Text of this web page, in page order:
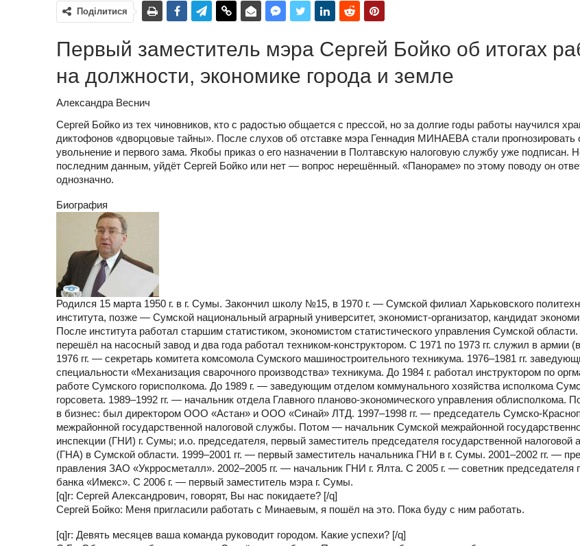
Поділитися
Первый заместитель мэра Сергей Бойко об итогах
на должности, экономике города и земле
Александра Веснич
Сергей Бойко из тех чиновников, кто с радостью общается с прессой, но за долгие годы работы научился
диктофонов «дворцовые тайны». После слухов об отставке мэра Геннадия МИНАЕВА стали прогнозировать
увольнение и первого зама. Якобы приказ о его назначении в Полтавскую налоговую службу уже подписан.
последним данным, уйдёт Сергей Бойко или нет — вопрос нерешённый. «Панораме» по этому поводу он
однозначно.
Биография
Родился 15 марта 1950 г. в г. Сумы. Закончил школу №15, в 1970 г. — Сумской филиал Харьковского
института, позже — Сумской национальный аграрный университет, экономист-организатор, кандидат
После института работал старшим статистиком, экономистом статистического управления Сумской
перешёл на насосный завод и два года работал техником-конструктором. С 1971 по 1973 гг. служил в армии
1976 гг. — секретарь комитета комсомола Сумского машиностроительного техникума. 1976–1981 гг.
специальности «Механизация сварочного производства» техникума. До 1984 г. работал инструктором по
работе Сумского горисполкома. До 1989 г. — заведующим отделом коммунального хозяйства исполкома
горсовета. 1989–1992 гг. — начальник отдела Главного планово-экономического управления облисполкома.
в бизнес: был директором ООО «Астан» и ООО «Синай» ЛТД. 1997–1998 гг. — председатель Сумско-
межрайонной государственной налоговой службы. Потом — начальник Сумской межрайонной
инспекции (ГНИ) г. Сумы; и.о. председателя, первый заместитель председателя государственной налоговой
(ГНА) в Сумской области. 1999–2001 гг. — первый заместитель начальника ГНИ в г. Сумы. 2001–2002 гг. —
правления ЗАО «Укрросметалл». 2002–2005 гг. — начальник ГНИ г. Ялта. С 2005 г. — советник председателя
банка «Имекс». С 2006 г. — первый заместитель мэра г. Сумы.
[q]r: Сергей Александрович, говорят, Вы нас покидаете? [/q]
Сергей Бойко: Меня пригласили работать с Минаевым, я пошёл на это. Пока буду с ним работать.
[q]r: Девять месяцев ваша команда руководит городом. Какие успехи? [/q]